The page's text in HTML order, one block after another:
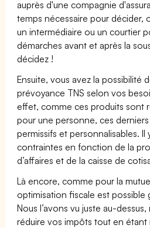
auprès d'une compagnie
temps nécessaire pour décider,
un intermédiaire ou un courtier
démarches avant et après la
décidez !
Ensuite, vous avez la possibilité
prévoyance TNS selon vos
effet, comme ces produits sont
pour une personne, ces
permissifs et personnalisables. Il
contraintes en fonction de la
d’affaires et de la caisse de
Là encore, comme pour la
optimisation fiscale est possible
Nous l’avons vu juste au-
réduire vos impôts tout en étant